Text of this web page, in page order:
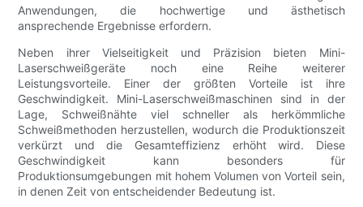
Anwendungen, die hochwertige und ästhetisch
ansprechende Ergebnisse erfordern.
Neben ihrer Vielseitigkeit und Präzision bieten Mini-
Laserschweißgeräte noch eine Reihe weiterer
Leistungsvorteile. Einer der größten Vorteile ist ihre
Geschwindigkeit. Mini-Laserschweißmaschinen sind in der
Lage, Schweißnähte viel schneller als herkömmliche
Schweißmethoden herzustellen, wodurch die Produktionszeit
verkürzt und die Gesamteffizienz erhöht wird. Diese
Geschwindigkeit kann besonders für
Produktionsumgebungen mit hohem Volumen von Vorteil sein,
in denen Zeit von entscheidender Bedeutung ist.